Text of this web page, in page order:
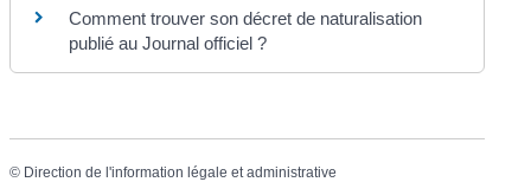
Comment trouver son décret de naturalisation
publié au Journal officiel ?
© Direction de l'information légale et administrative